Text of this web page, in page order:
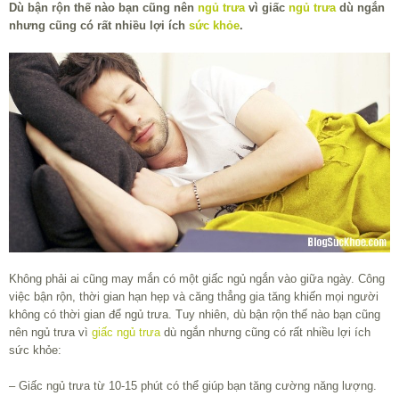
Dù bận rộn thế nào bạn cũng nên ngủ trưavì giấc ngủ trưadù ngắn
nhưng cũng có rất nhiều lợi ích sức khỏe.
Không phải ai cũng may mắn có một giấc ngủ ngắn vào giữa ngày. Công
việc bận rộn, thời gian hạn hẹp và căng thẳng gia tăng khiến mọi người
không có thời gian để ngủ trưa. Tuy nhiên, dù bận rộn thế nào bạn cũng
nên ngủ trưa vì giấc ngủ trưadù ngắn nhưng cũng có rất nhiều lợi ích
sức khỏe:
– Giấc ngủ trưa từ 10-15 phút có thể giúp bạn tăng cường năng lượng.